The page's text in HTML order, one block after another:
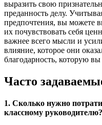
выразить свою
преданность делу.
предпочтения, вы можете
их почувствовать себя
важнее всего мысли и
влияние, которое они
благодарность, которую
Часто
1. Сколько нужно
классному руководителю?